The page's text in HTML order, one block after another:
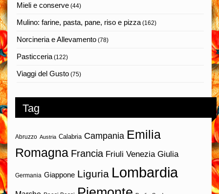
Mieli e conserve (44)
Mulino: farine, pasta, pane, riso e pizza (162)
Norcineria e Allevamento (78)
Pasticceria (122)
Viaggi del Gusto (75)
Tag
Abruzzo Austria Calabria Campania Emilia
Romagna Francia Friuli Venezia Giulia
Germania Giappone Liguria Lombardia